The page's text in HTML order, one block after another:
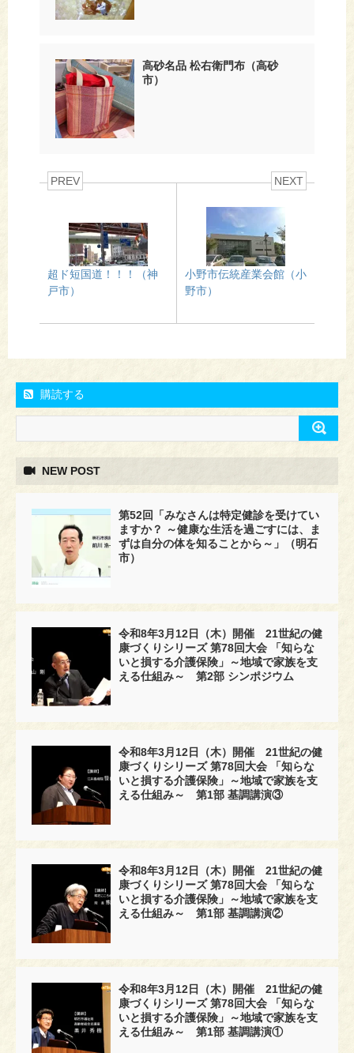
高砂名品 松右衛門布（高砂
市）
PREV
超ド短国道！！！（神
戸市）
NEXT
小野市伝統産業会館（小
野市）
購読する
NEW POST
第52回「みなさんは特定健診を受けてい
ますか？ ～健康な生活を過ごすには、ま
ずは自分の体を知ることから～」（明石
市）
令和8年3月12日（木）開催 21世紀の健
康づくりシリーズ 第78回大会 「知らな
いと損する介護保険」～地域で家族を支
える仕組み～ 第2部 シンポジウム
令和8年3月12日（木）開催 21世紀の健
康づくりシリーズ 第78回大会 「知らな
いと損する介護保険」～地域で家族を支
える仕組み～ 第1部 基調講演③
令和8年3月12日（木）開催 21世紀の健
康づくりシリーズ 第78回大会 「知らな
いと損する介護保険」～地域で家族を支
える仕組み～ 第1部 基調講演②
令和8年3月12日（木）開催 21世紀の健
康づくりシリーズ 第78回大会 「知らな
いと損する介護保険」～地域で家族を支
える仕組み～ 第1部 基調講演①